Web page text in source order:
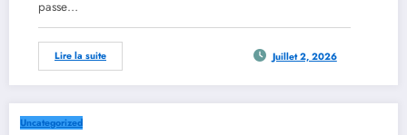
passe…
Lire la suite Juillet 2, 2026
Uncategorized